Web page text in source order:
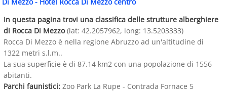
In questa pagina trovi una classifica delle strutture alberghiere
di Rocca Di Mezzo(lat: 42.2057962, long: 13.5203333)
Rocca Di Mezzo è nella regione Abruzzo ad un'altitudine di
1322 metri s.l.m..
La sua superficie è di 87.14 km2 con una popolazione di 1556
abitanti.
Parchi faunistici: Zoo Park La Rupe - Contrada Fornace 5